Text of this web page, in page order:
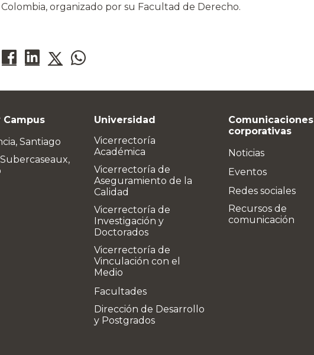
organizado por su Facultad de Derecho.
Campus
Santiago
Universidad
Vicerrectoría
Académica
Vicerrectoría de
Aseguramiento de la
Calidad
Vicerrectoría de
Investigación y
Doctorados
Vicerrectoría de
Vinculación con el
Medio
Facultades
Dirección de Desarrollo
y Postgrados
Comunicaciones
corporativas
Noticias
Eventos
Redes sociales
Recursos de
comunicación